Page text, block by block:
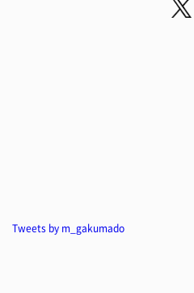
Tweets by m_gakumado